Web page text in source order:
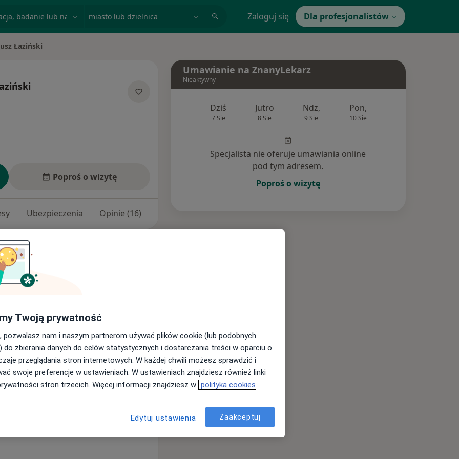
Zaloguj się Dla profesjonalistów
Łaziński
Poproś o wizytę
Ubezpieczenia Opinie (16)
w Krakowie. Tytuł specjalisty
w 2024 r. Obecnie pracuję
Ortopedycznej Szpitala
doświadczenie zawodowe z
schorzeniami ortopedycznymi,
pracy z zawodnikami
zainteresowania i
skutecznie diagnozuję i leczę
Członkiem Polskiego
systematycznie podnoszę swoje
kursach, szkoleniach i
Ukończyłem kurs USG
oraz Wielkopolskiej Szkoły
korzystam z pomocy badania USG
Umawianie na ZnanyLekarz
Nieaktywny
Dziś
7 Sie
Jutro
8 Sie
Ndz,
9 Sie
Pon,
10 Sie
Specjalista nie oferuje umawiania online
pod tym adresem.
Poproś o wizytę
Twoją prywatność
pozwalasz nam i naszym partnerom używać plików cookie (lub podobnych
do zbierania danych do celów statystycznych i dostarczania treści w oparciu o
przeglądania stron internetowych. W każdej chwili możesz sprawdzić i
swoje preferencje w ustawieniach. W ustawieniach znajdziesz również linki
stron trzecich. Więcej informacji znajdziesz w polityka cookies
Edytuj ustawienia Zaakceptuj